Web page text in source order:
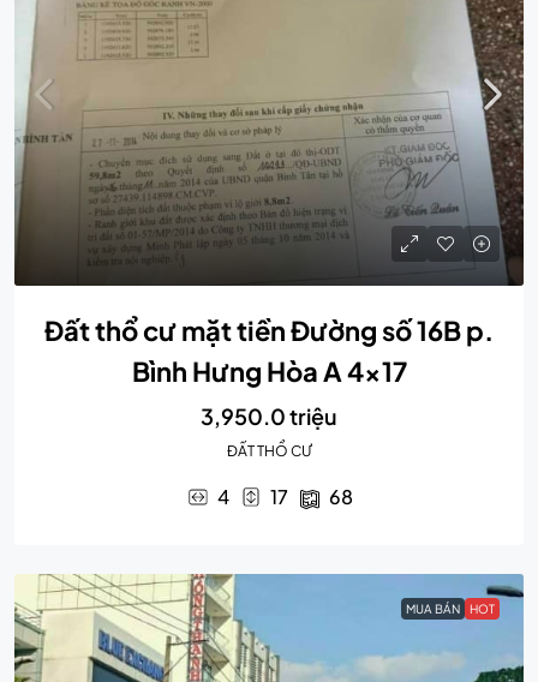
Đất thổ cư mặt tiền Đường số 16B p.
Bình Hưng Hòa A 4×17
3,950.0 triệu
ĐẤT THỔ CƯ
4 17 68
MUA BÁN HOT